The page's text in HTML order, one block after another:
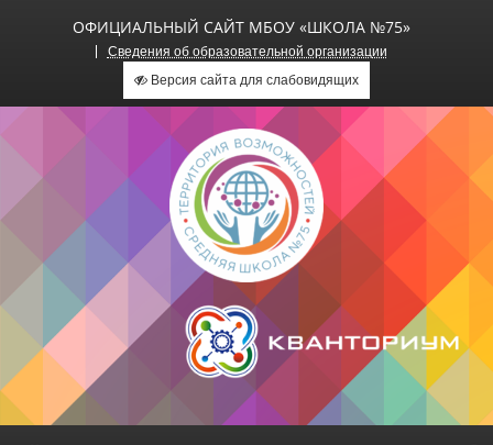
ОФИЦИАЛЬНЫЙ САЙТ МБОУ «ШКОЛА №75»
Сведения об образовательной организации
Версия сайта для слабовидящих
Официальный сайт МБОУ
«Школа №75»